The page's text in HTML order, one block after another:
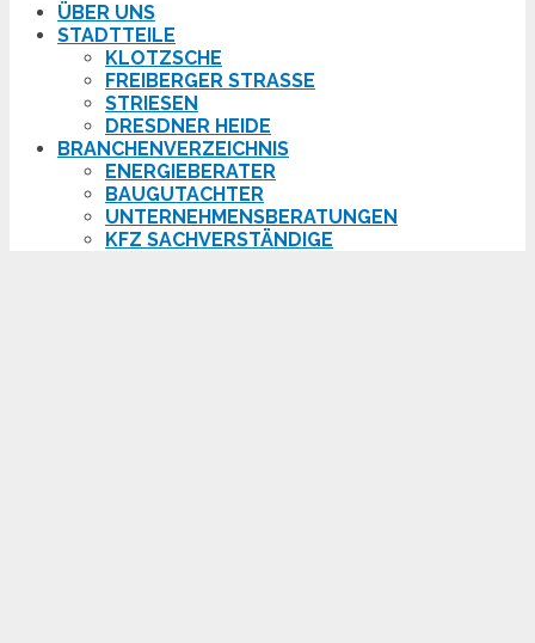
ÜBER UNS
STADTTEILE
KLOTZSCHE
FREIBERGER STRASSE
STRIESEN
DRESDNER HEIDE
BRANCHENVERZEICHNIS
ENERGIEBERATER
BAUGUTACHTER
UNTERNEHMENSBERATUNGEN
KFZ SACHVERSTÄNDIGE